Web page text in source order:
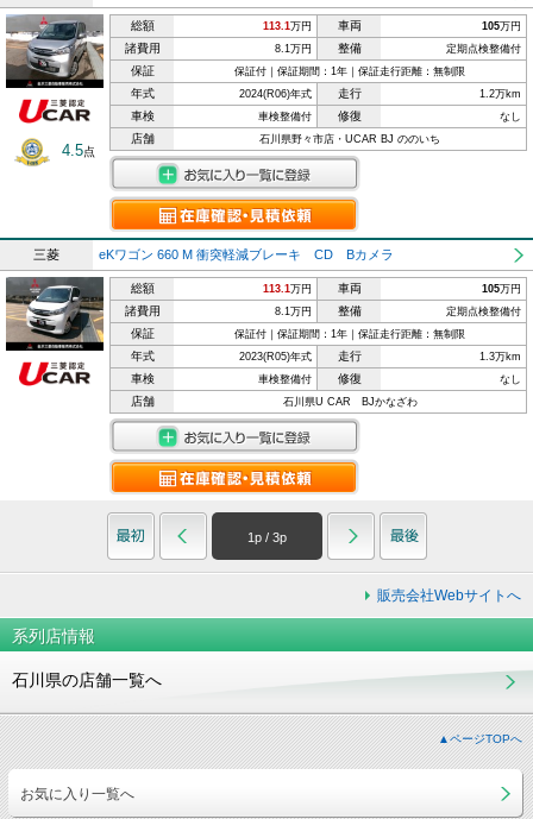
4.5点
総額 113.1万円 車両 105万円
諸費用 8.1万円 整備 定期点検整備付
保証 保証付｜保証期間：1年｜保証走行距離：無制限
年式 2024(R06)年式 走行 1.2万km
車検 車検整備付 修復 なし
店舗 石川県野々市店・UCAR BJ ののいち
三菱 eKワゴン 660 M 衝突軽減ブレーキ CD Bカメラ
総額 113.1万円 車両 105万円
諸費用 8.1万円 整備 定期点検整備付
保証 保証付｜保証期間：1年｜保証走行距離：無制限
年式 2023(R05)年式 走行 1.3万km
車検 車検整備付 修復 なし
店舗 石川県U CAR BJかなざわ
1p / 3p
販売会社Webサイトへ
系列店情報
石川県の店舗一覧へ
▲ページTOPへ
お気に入り一覧へ